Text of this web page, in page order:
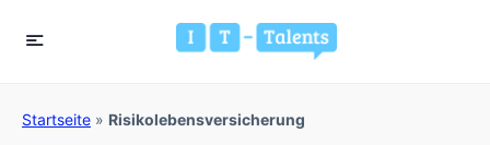
Startseite » Risikolebensversicherung